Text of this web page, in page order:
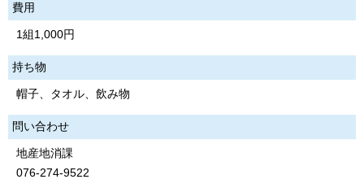
費用
1組1,000円
持ち物
帽子、タオル、飲み物
問い合わせ
地産地消課
076-274-9522